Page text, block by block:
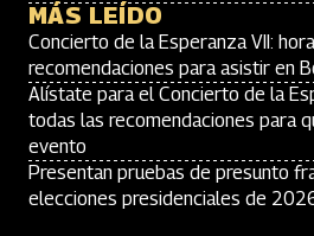
MÁS LEÍDO
Concierto de la Esperanza VII:
recomendaciones para asistir en
Alístate para el Concierto de la
todas las recomendaciones para
evento
Presentan pruebas de presunto
elecciones presidenciales de